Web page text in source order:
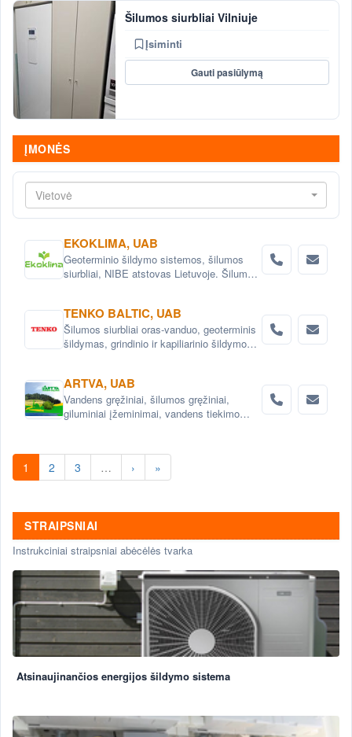
Šilumos siurbliai Vilniuje
Įsiminti
Gauti pasiūlymą
ĮMONĖS
Vietovė
EKOKLIMA, UAB
Geoterminio šildymo sistemos, šilumos
siurbliai, NIBE atstovas Lietuvoje. Šilumos
siurbliai. Išmanūs šilumos siurbliai
TENKO BALTIC, UAB
Šilumos siurbliai oras-vanduo, geoterminis
šildymas, grindinio ir kapiliarinio šildymo
sistemos.
ARTVA, UAB
Vandens gręžiniai, šilumos gręžiniai,
giluminiai įžeminimai, vandens tiekimo
1 2 3 … › »
STRAIPSNIAI
Instrukciniai straipsniai abėcėlės tvarka
Atsinaujinančios energijos šildymo sistema